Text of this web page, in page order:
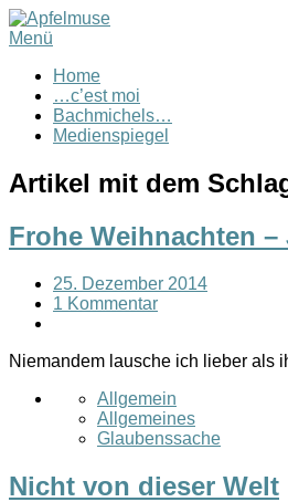
Menü
Home
…c’est moi
Bachmichels…
Medienspiegel
Artikel mit dem
Frohe Weihnachten
25. Dezember 2014
1 Kommentar
Niemandem lausche ich lieber als
Allgemein
Allgemeines
Glaubenssache
Nicht von dieser Welt